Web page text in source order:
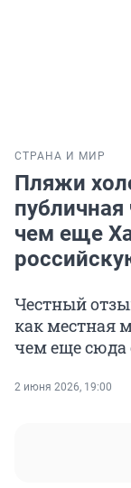
СТРАНА И МИР
Пляжи
чем еще
Честный
как местная
чем еще сюда
2 июня 2026, 19:00